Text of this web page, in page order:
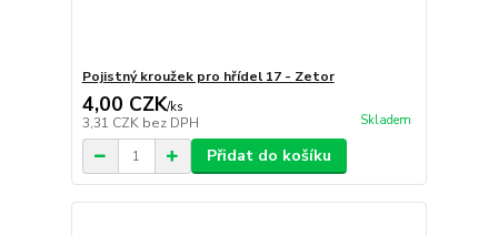
Pojistný kroužek pro hřídel 17 - Zetor
4,00 CZK/ks
3,31 CZK bez DPH Skladem
Přidat do košíku